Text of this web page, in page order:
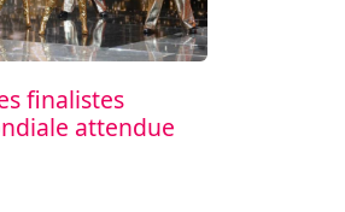
finalistes
attendue